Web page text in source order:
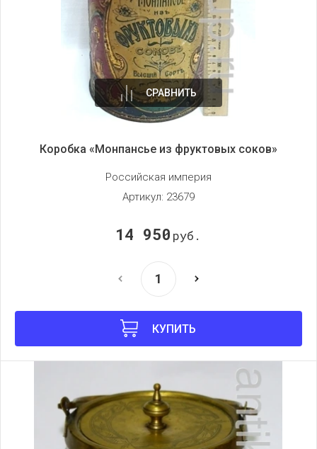
СРАВНИТЬ
Коробка «Монпансье из фруктовых соков»
Российская империя
Артикул: 23679
14 950 руб.
КУПИТЬ